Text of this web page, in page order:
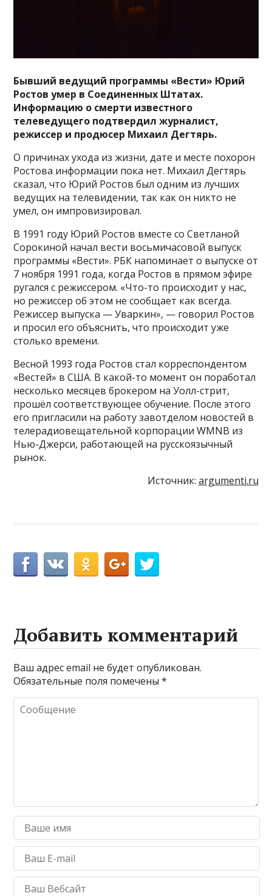
Бывший ведущий программы «Вести» Юрий
Ростов умер в Соединенных Штатах.
Информацию о смерти известного
телеведущего подтвердил журналист,
режиссер и продюсер Михаил Дегтярь.
О причинах ухода из жизни, дате и месте похорон
Ростова информации пока нет. Михаил Дегтярь
сказал, что Юрий Ростов был одним из лучших
ведущих на телевидении, так как он никто не
умел, он импровизировал.
В 1991 году Юрий Ростов вместе со Светланой
Сорокиной начал вести восьмичасовой выпуск
программы «Вести». РБК напоминает о выпуске от
7 ноября 1991 года, когда Ростов в прямом эфире
ругался с режиссером. «Что-то происходит у нас,
но режиссер об этом не сообщает как всегда.
Режиссер выпуска — Уваркин», — говорил Ростов
и просил его объяснить, что происходит уже
столько времени.
Весной 1993 года Ростов стал корреспондентом
«Вестей» в США. В какой-то момент он поработал
несколько месяцев брокером на Уолл-стрит,
прошёл соответствующее обучение. После этого
его пригласили на работу завотделом новостей в
телерадиовещательной корпорации WMNB из
Нью-Джерси, работающей на русскоязычный
рынок.
Источник: argumenti.ru
Добавить комментарий
Ваш адрес email не будет опубликован.
Обязательные поля помечены*